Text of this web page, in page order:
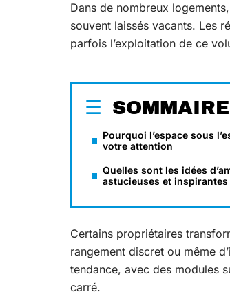
Dans de nombreux
souvent laissés vacants. Les
parfois l’exploitation de ce
SOMMAIRE
Pourquoi l’espace sous
votre attention
Quelles sont les idées
astucieuses et inspirantes
Certains propriétaires
rangement discret ou même
tendance, avec des modules
carré.